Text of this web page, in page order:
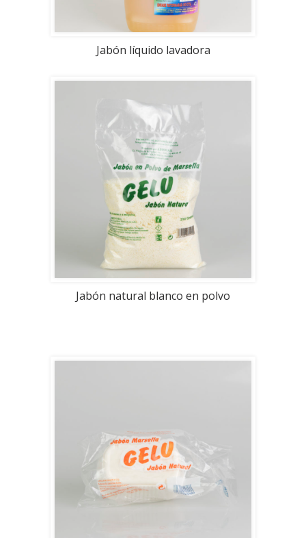
Jabón líquido lavadora
Jabón natural blanco en polvo